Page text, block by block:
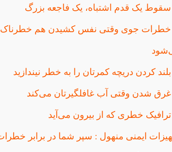
خطرات جوی وقتی نفس کشیدن هم خطرناک
ایمنی منهول : سپر شما در برابر